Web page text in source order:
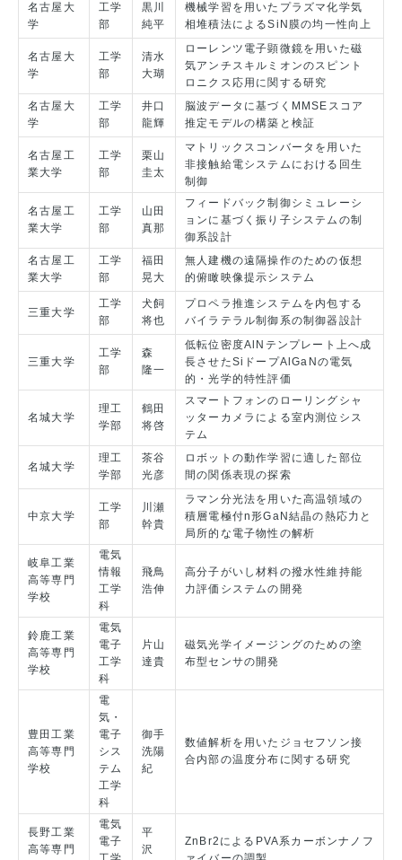
名古屋大
学
工学
部
黒川
純平
機械学習を用いたプラズマ化学気
相堆積法によるSiN膜の均一性向上
名古屋大
学
工学
部
清水
大瑚
ローレンツ電子顕微鏡を用いた磁
気アンチスキルミオンのスピント
ロニクス応用に関する研究
名古屋大
学
工学
部
井口
龍輝
脳波データに基づくMMSEスコア
推定モデルの構築と検証
名古屋工
業大学
工学
部
栗山
圭太
マトリックスコンバータを用いた
非接触給電システムにおける回生
制御
名古屋工
業大学
工学
部
山田
真那
フィードバック制御シミュレーシ
ョンに基づく振り子システムの制
御系設計
名古屋工
業大学
工学
部
福田
晃大
無人建機の遠隔操作のための仮想
的俯瞰映像提示システム
三重大学
工学
部
犬飼
将也
プロペラ推進システムを内包する
バイラテラル制御系の制御器設計
三重大学
工学
部
森
隆一
低転位密度AlNテンプレート上へ成
長させたSiドープAlGaNの電気
的・光学的特性評価
名城大学
理工
学部
鶴田
将啓
スマートフォンのローリングシャ
ッターカメラによる室内測位シス
テム
名城大学
理工
学部
茶谷
光彦
ロボットの動作学習に適した部位
間の関係表現の探索
中京大学
工学
部
川瀬
幹貴
ラマン分光法を用いた高温領域の
積層電極付n形GaN結晶の熱応力と
局所的な電子物性の解析
岐阜工業
高等専門
学校
電気
情報
工学
科
飛鳥
浩伸
高分子がいし材料の撥水性維持能
力評価システムの開発
鈴鹿工業
高等専門
学校
電気
電子
工学
科
片山
達貴
磁気光学イメージングのための塗
布型センサの開発
豊田工業
高等専門
学校
電
気・
電子
シス
テム
工学
科
御手
洗陽
紀
数値解析を用いたジョセフソン接
合内部の温度分布に関する研究
長野工業
高等専門
電気
電子
平
沢
ZnBr2によるPVA系カーボンナノフ